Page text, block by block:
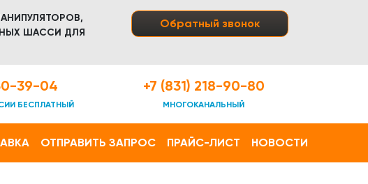
ШАССИ ДЛЯ
Обратный звонок
39-04
БЕСПЛАТНЫЙ
+7 (831) 218-90-80
МНОГОКАНАЛЬНЫЙ
ОТПРАВИТЬ ЗАПРОС ПРАЙС-ЛИСТ НОВОСТИ